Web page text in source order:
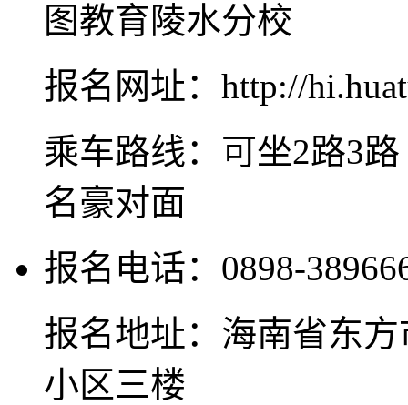
图教育陵水分校
报名网址：http://
乘车路线：可坐2路3
名豪对面
报名电话：0898-
报名地址：海南省东
小区三楼